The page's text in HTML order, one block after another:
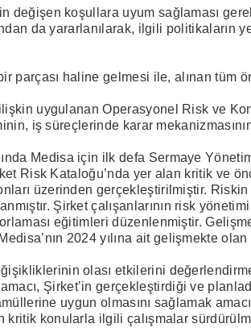
değişen koşullara uyum sağlaması
da yararlanılarak, ilgili
parçası haline gelmesi ile, alınan tüm
uygulanan Operasyonel Risk ve
iş süreçlerinde karar
Medisa için ilk defa Sermaye
Risk Kataloğu’nda yer alan kritik ve
üzerinden gerçekleştirilmiştir.
Şirket çalışanlarının risk
eğitimleri düzenlenmiştir.
2024 yılına ait gelişmekte
olası etkilerini
Şirket’in gerçekleştirdiği ve
uygun olmasını sağlamak
kritik konularla ilgili çalışmalar